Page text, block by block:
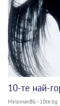
10-те най-
MelomanBG - 10te.bg